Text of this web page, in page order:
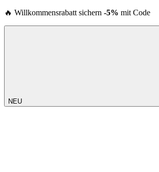
🔥 Willkommensrabatt sichern -5% mit Code
NEU